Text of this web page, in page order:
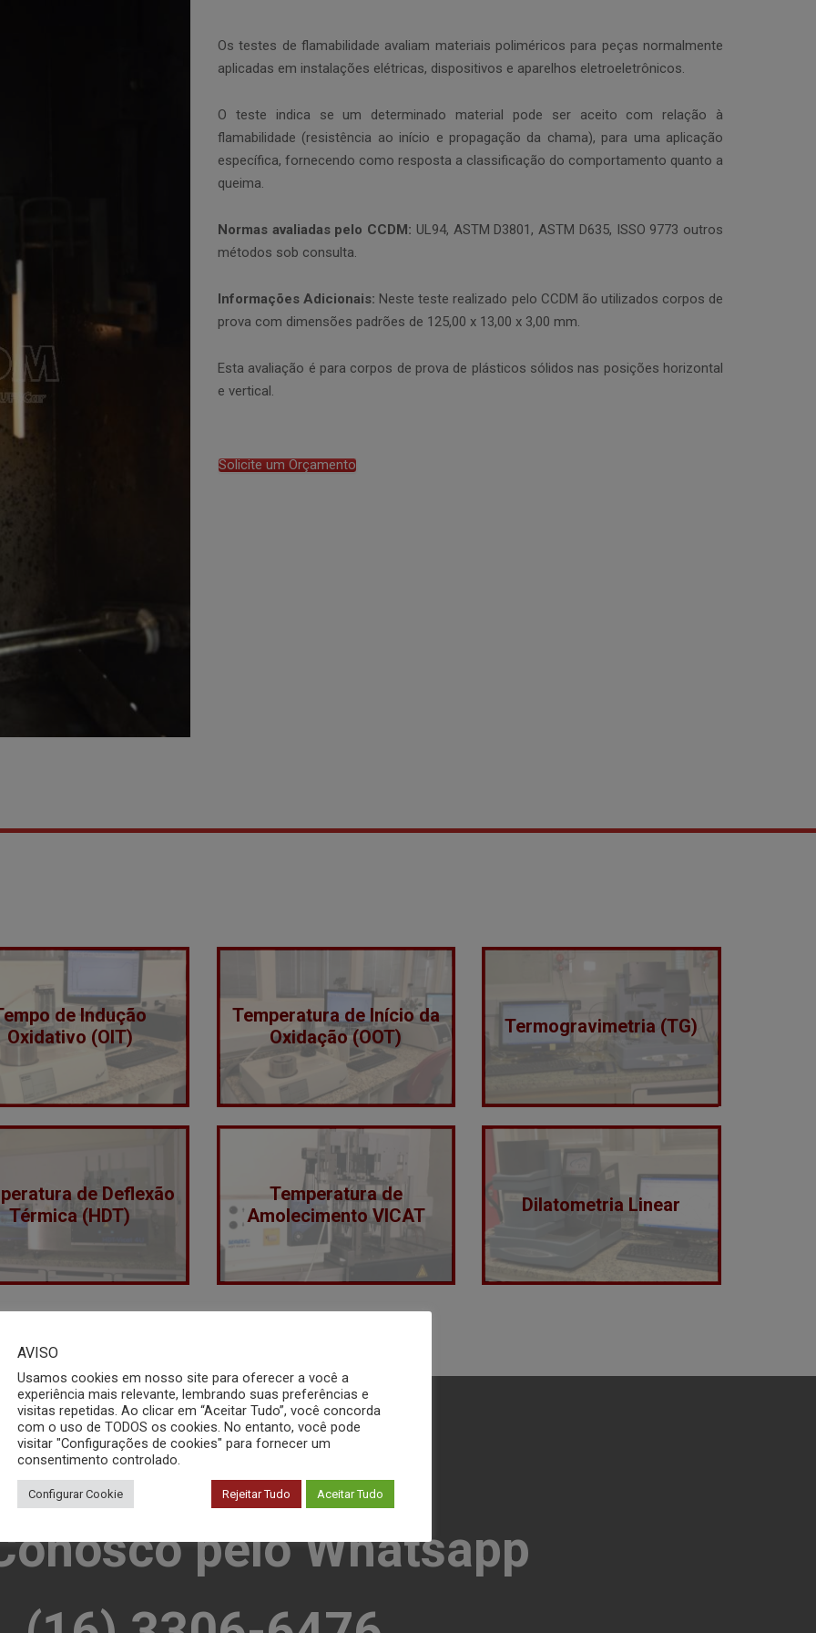
Os testes de flamabilidade avaliam materiais poliméricos para peças normalmente
aplicadas em instalações elétricas, dispositivos e aparelhos eletroeletrônicos.
O teste indica se um determinado material pode ser aceito com relação à
flamabilidade (resistência ao início e propagação da chama), para uma aplicação
específica, fornecendo como resposta a classificação do comportamento quanto a
queima.
Normas avaliadas pelo CCDM: UL94, ASTM D3801, ASTM D635, ISSO 9773 outros
métodos sob consulta.
Informações Adicionais: Neste teste realizado pelo CCDM ão utilizados corpos de
prova com dimensões padrões de 125,00 x 13,00 x 3,00 mm.
Esta avaliação é para corpos de prova de plásticos sólidos nas posições horizontal
e vertical.
Solicite um Orçamento
de Indução
Oxidativo (OIT)
Temperatura de Início da
Oxidação (OOT)
Termogravimetria (TG)
de Deflexão
Térmica (HDT)
Temperatura de
Amolecimento VICAT
Dilatometria Linear
pelo Whatsapp
AVISO
Usamos cookies em nosso site para oferecer a você a
experiência mais relevante, lembrando suas preferências e
visitas repetidas. Ao clicar em “Aceitar Tudo”, você concorda
com o uso de TODOS os cookies. No entanto, você pode
visitar "Configurações de cookies" para fornecer um
consentimento controlado.
Configurar Cookie Rejeitar Tudo Aceitar Tudo